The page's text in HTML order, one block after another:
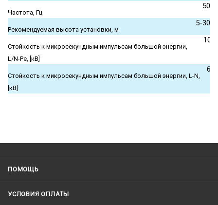
Частота, Гц
50
Рекомендуемая высота установки, м
5-30
Стойкость к микросекундным импульсам большой энергии,
L/N-Pe, [кВ]
10
Стойкость к микросекундным импульсам большой энергии, L-N,
[кВ]
6
ПОМОЩЬ
УСЛОВИЯ ОПЛАТЫ